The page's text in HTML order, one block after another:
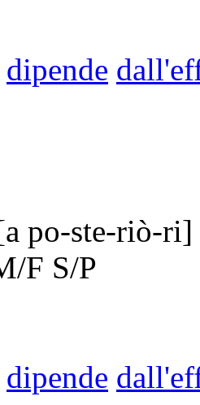
dipende
po-ste-riò-ri]
F S/P
dipende